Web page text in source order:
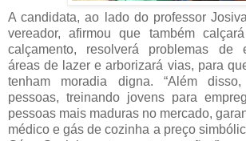
A candidata, ao lado do professor
vereador, afirmou que também
calçamento, resolverá problemas de
áreas de lazer e arborizará vias, para
tenham moradia digna. “Além
pessoas, treinando jovens para
pessoas mais maduras no mercado,
médico e gás de cozinha a preço